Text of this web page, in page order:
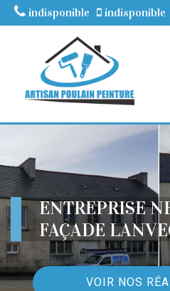
indisponible indisponible
ENTREPRISE
FAÇADE
VOIR NOS